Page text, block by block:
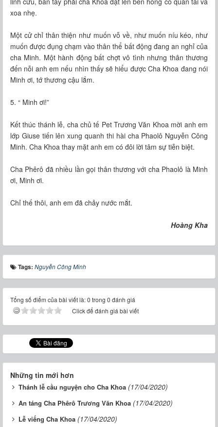
xoa nhẹ.
Một cử chỉ thân thiện như muốn vỗ về, như muốn níu kéo, như
muốn được đụng chạm vào thân thể bất động đang an nghỉ của
cha Minh. Một hành động bất chợt vô tình nhưng thân thương
đến nỗi anh em nếu nhìn thấy sẽ hiểu được Cha Khoa đang nói
Minh ơi, tớ thương cậu lắm.
5. “ Minh ơi!”
Kết thúc thánh lễ, cha chủ tế Pet Trương Văn Khoa mời anh em
lớp Giuse tiến lên xung quanh thi hài cha Phaolô Nguyễn Công
Minh. Cha Khoa thay mặt anh em có đôi lời tâm sự tiễn biệt.
Cha Phêrô đã nhiều lần gọi thân thương với cha Phaolô là Minh
ơi, Minh ơi.
Chỉ thế thôi, anh em đã chảy nước mắt.
Hoàng Kha
Tags: Nguyễn Công Minh
Tổng số điểm của bài viết là: 0 trong 0 đánh giá
Click để đánh giá bài viết
Những tin mới hơn
Thánh lễ cầu nguyện cho Cha Khoa (17/04/2020)
An táng Cha Phêrô Trương Văn Khoa (17/04/2020)
Lễ viếng Cha Khoa (17/04/2020)